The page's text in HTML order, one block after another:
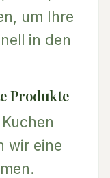
um Ihre
in den
Produkte
wir eine